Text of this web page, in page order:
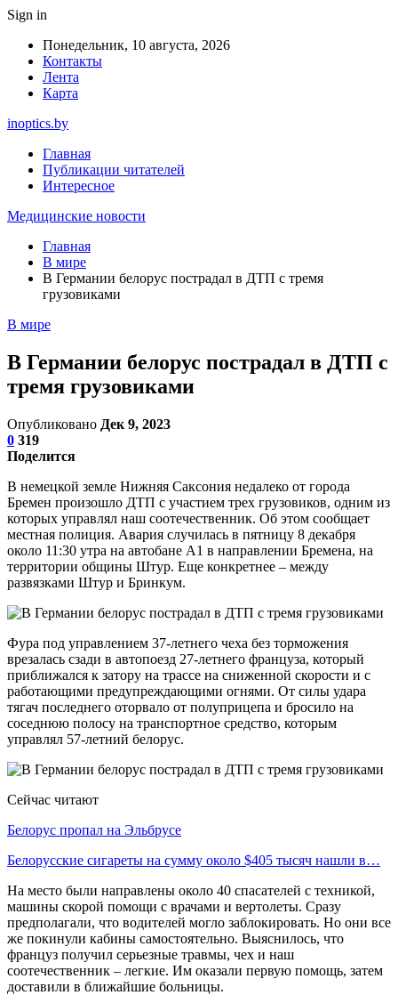
Sign in
Понедельник, 10 августа, 2026
Контакты
Лента
Карта
inoptics.by
Главная
Публикации читателей
Интересное
Медицинские новости
Главная
В мире
В Германии белорус пострадал в ДТП с тремя
грузовиками
В мире
В Германии белорус пострадал в ДТП с
тремя грузовиками
Опубликовано Дек 9, 2023
0 319
Поделится
В немецкой земле Нижняя Саксония недалеко от города
Бремен произошло ДТП с участием трех грузовиков, одним из
которых управлял наш соотечественник. Об этом сообщает
местная полиция. Авария случилась в пятницу 8 декабря
около 11:30 утра на автобане A1 в направлении Бремена, на
территории общины Штур. Еще конкретнее – между
развязками Штур и Бринкум.
Фура под управлением 37-летнего чеха без торможения
врезалась сзади в автопоезд 27-летнего француза, который
приближался к затору на трассе на сниженной скорости и с
работающими предупреждающими огнями. От силы удара
тягач последнего оторвало от полуприцепа и бросило на
соседнюю полосу на транспортное средство, которым
управлял 57-летний белорус.
Сейчас читают
Белорус пропал на Эльбрусе
Белорусские сигареты на сумму около $405 тысяч нашли в…
На место были направлены около 40 спасателей с техникой,
машины скорой помощи с врачами и вертолеты. Сразу
предполагали, что водителей могло заблокировать. Но они все
же покинули кабины самостоятельно. Выяснилось, что
француз получил серьезные травмы, чех и наш
соотечественник – легкие. Им оказали первую помощь, затем
доставили в ближайшие больницы.